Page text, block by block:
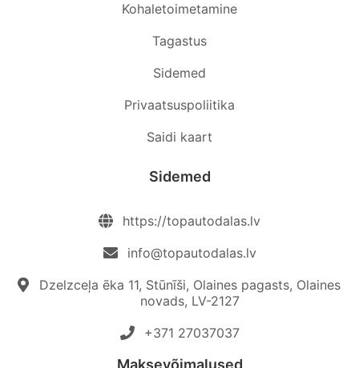
Kohaletoimetamine
Tagastus
Sidemed
Privaatsuspoliitika
Saidi kaart
Sidemed
https://topautodalas.lv
info@topautodalas.lv
Dzelzceļa ēka 11, Stūnīši, Olaines pagasts, Olaines
novads, LV-2127
+371 27037037‬
Maksevõimalused